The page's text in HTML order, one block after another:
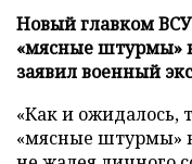
Новый главком
«мясные штурмы»
заявил военный
«Как и ожидалось,
«мясные штурмы»